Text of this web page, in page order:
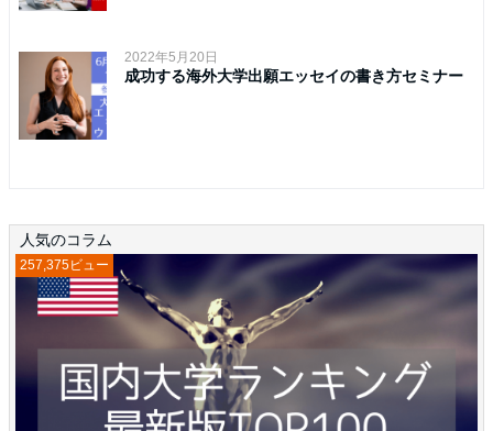
2022年5月20日
成功する海外大学出願エッセイの書き方セミナー
人気のコラム
257,375ビュー